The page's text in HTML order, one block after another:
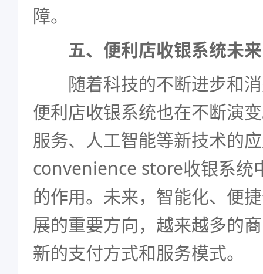
障。
五、便利店收银系统未
随着科技的不断进步和消
便利店收银系统也在不断演
服务、人工智能等新技术的
convenience store收银系统
的作用。未来，智能化、便
展的重要方向，越来越多的
新的支付方式和服务模式。